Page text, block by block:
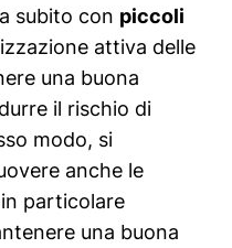
subito con piccoli
attiva delle
una buona
il rischio di
modo, si
anche le
particolare
una buona